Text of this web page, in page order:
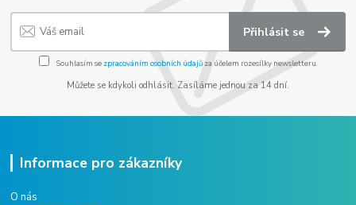
Přihlásit se
Souhlasím se zpracováním osobních údajůza účelem rozesílky newsletteru.
Můžete se kdykoli odhlásit. Zasíláme jednou za 14 dní.
Informace pro zákazníky
O nás